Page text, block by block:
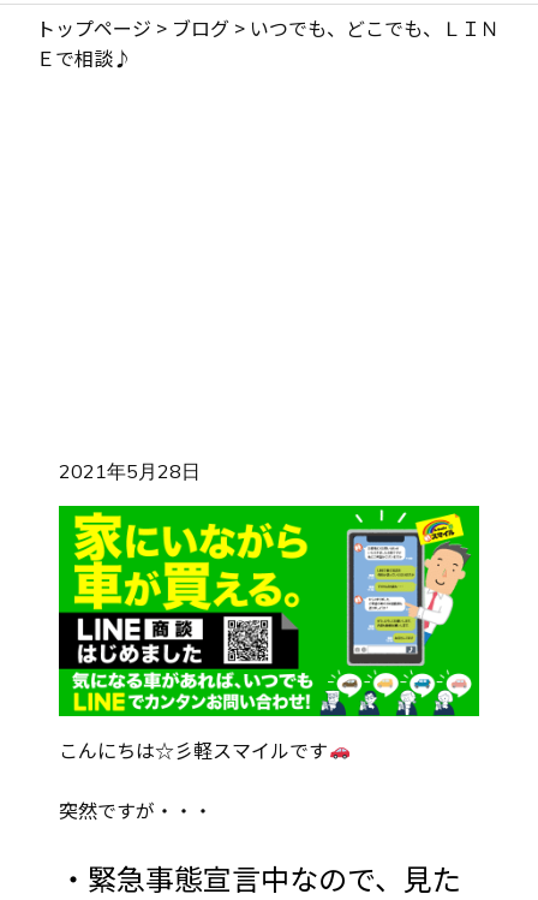
トップページ > ブログ > いつでも、どこでも、ＬＩＮ
Ｅで相談♪
2021年5月28日
こんにちは☆彡軽スマイルです
突然ですが・・・
・緊急事態宣言中なので、見た